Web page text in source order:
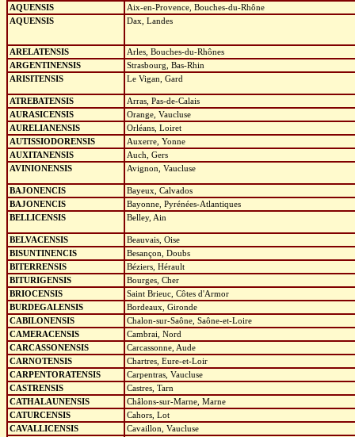
AQUENSIS
Aix-en-Provence, Bouches-du-Rhône
AQUENSIS
Dax, Landes
ARELATENSIS
Arles, Bouches-du-Rhônes
ARGENTINENSIS
Strasbourg, Bas-Rhin
ARISITENSIS
Le Vigan, Gard
ATREBATENSIS
Arras, Pas-de-Calais
AURASICENSIS
Orange, Vaucluse
AURELIANENSIS
Orléans, Loiret
AUTISSIODORENSIS
Auxerre, Yonne
AUXITANENSIS
Auch, Gers
AVINIONENSIS
Avignon, Vaucluse
BAJONENCIS
Bayeux, Calvados
BAJONENCIS
Bayonne, Pyrénées-Atlantiques
BELLICENSIS
Belley, Ain
BELVACENSIS
Beauvais, Oise
BISUNTINENCIS
Besançon, Doubs
BITERRENSIS
Béziers, Hérault
BITURIGENSIS
Bourges, Cher
BRIOCENSIS
Saint Brieuc, Côtes d'Armor
BURDEGALENSIS
Bordeaux, Gironde
CABILONENSIS
Chalon-sur-Saône, Saône-et-Loire
CAMERACENSIS
Cambrai, Nord
CARCASSONENSIS
Carcassonne, Aude
CARNOTENSIS
Chartres, Eure-et-Loir
CARPENTORATENSIS
Carpentras, Vaucluse
CASTRENSIS
Castres, Tarn
CATHALAUNENSIS
Châlons-sur-Marne, Marne
CATURCENSIS
Cahors, Lot
CAVALLICENSIS
Cavaillon, Vaucluse